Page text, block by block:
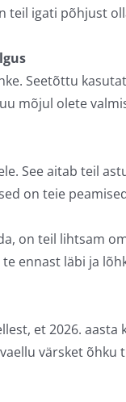
teil igati põhjust
Seetõttu
mõjul olete
See aitab teil
on teie
on teil lihtsam
ennast läbi ja
et 2026.
värsket